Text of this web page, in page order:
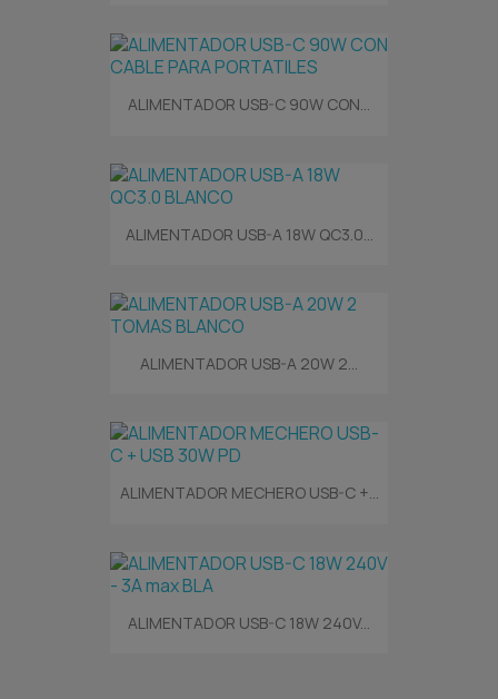
ALIMENTADOR USB-C 90W CON...
ALIMENTADOR USB-A 18W QC3.0...
ALIMENTADOR USB-A 20W 2...
ALIMENTADOR MECHERO USB-C +...
ALIMENTADOR USB-C 18W 240V...